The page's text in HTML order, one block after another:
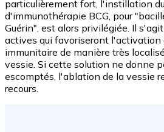
particulièrement fort, l'instillation
d'immunothérapie BCG, pour
Guérin", est alors privilégiée. Il
actives qui favoriseront l'activation
immunitaire de manière très
vessie. Si cette solution ne donne
escomptés, l'ablation de la vessie
recours.